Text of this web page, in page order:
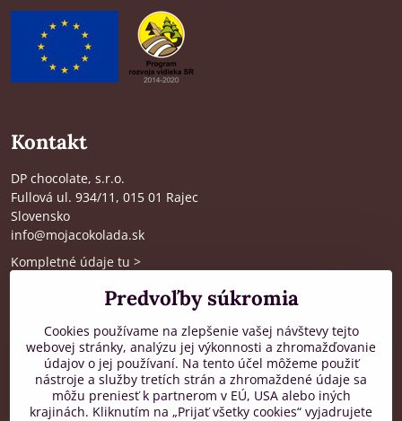
Kontakt
DP chocolate, s.r.o.
Fullová ul. 934/11, 015 01 Rajec
Slovensko
info@mojacokolada.sk
Kompletné údaje tu >
Kde nás nájdete
Zákaznícka podpora
od 8:00 do 16:00, PO-PIA
Predvoľby súkromia
Cookies používame na zlepšenie vašej návštevy tejto
webovej stránky, analýzu jej výkonnosti a zhromažďovanie
údajov o jej používaní. Na tento účel môžeme použiť
nástroje a služby tretích strán a zhromaždené údaje sa
môžu preniesť k partnerom v EÚ, USA alebo iných
krajinách. Kliknutím na „Prijať všetky cookies“ vyjadrujete